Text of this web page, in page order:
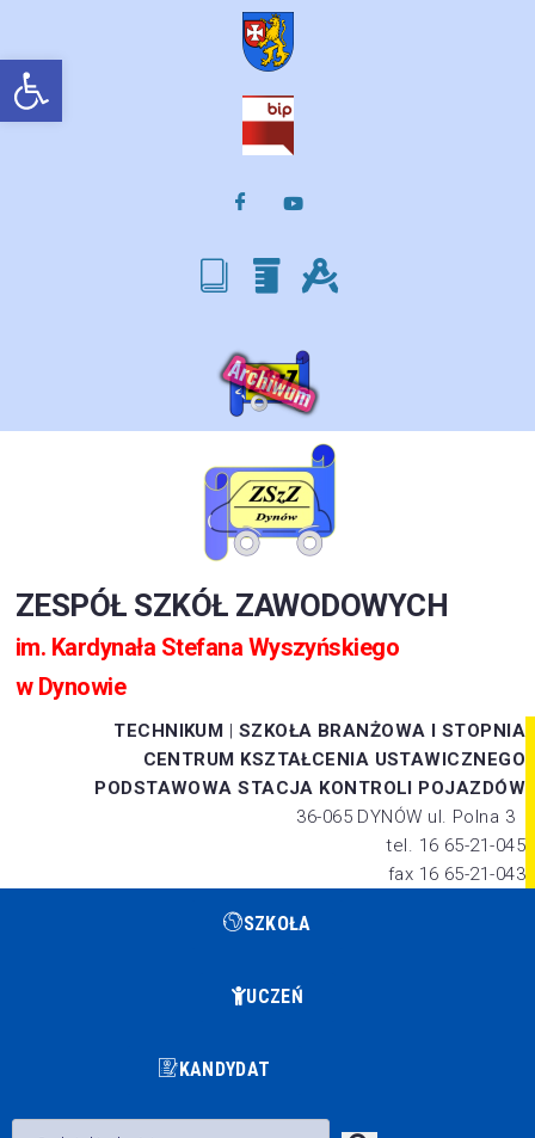
Otwórz pasek narzędzi
ZESPÓŁ SZKÓŁ ZAWODOWYCH
im. Kardynała Stefana Wyszyńskiego
w Dynowie
TECHNIKUM | SZKOŁA BRANŻOWA I STOPNIA
CENTRUM KSZTAŁCENIA USTAWICZNEGO
PODSTAWOWA STACJA KONTROLI POJAZDÓW
36-065 DYNÓW ul. Polna 3
tel. 16 65-21-045
fax 16 65-21-043
SZKOŁA
UCZEŃ
KANDYDAT